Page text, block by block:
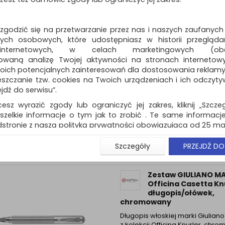
długopis i ołówek automatyczny
Dostępność: 3 dni
Zestaw długopis
ołówek 844 Caran
Blooming
Caran d’Ache prezentuje
Lavender, ekskluzywny zestaw
składający się z długopisu i
Dostępność: 3 dni
Zestaw GIULIANO
Officina Casetta
długopis/ołówek,
chromowany
Długopis włoskiej marki
się na przetwarzanie przez nas i naszych
osobowych, które udostępniasz w historii
w celach marketingowych
analizę Twojej aktywności na stronach
potencjalnych zainteresowań dla dostosowania
tzw. cookies na Twoich urządzeniach i ich
do serwisu”.
wyrazić zgody lub ograniczyć jej zakres, kliknij
informacje o tym jak to zrobić . Te same
z naszą polityką prywatności obowiązującą od 25
użytkowników zalogowanych, aby umożliwić
i związane z tym prawidłowe działanie naszej
np. wysłanie potwierdzenia zamówienia na
Państwu prawidłowych informacji o promocjach
ważna jest Państwa wcześniejsza zgoda której
zgoda jest dobrowolna i można ją w dowolnym
(rozwiń)
Szczegóły PRZEJDŹ